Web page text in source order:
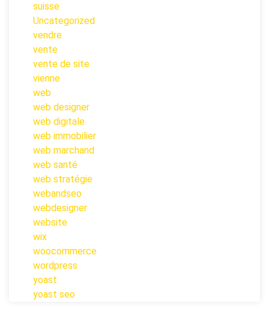
suisse
Uncategorized
vendre
vente
vente de site
vienne
web
web designer
web digitale
web immobilier
web marchand
web santé
web stratégie
webandseo
webdesigner
website
wix
woocommerce
wordpress
yoast
yoast seo